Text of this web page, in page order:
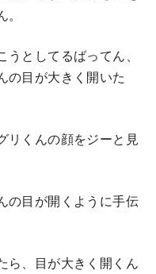
うとしてるばってん、
の目が大きく開いた
リくんの顔をジーと見
の目が開くように手伝
ら、目が大きく開くん